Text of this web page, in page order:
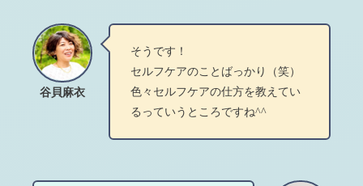
谷貝麻衣
そうです！
セルフケアのことばっかり（笑）
色々セルフケアの仕方を教えてい
るっていうところですね^^